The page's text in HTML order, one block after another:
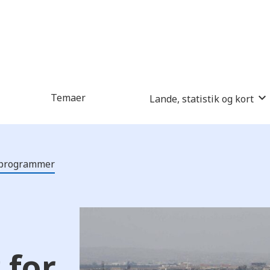
Temaer Lande, statistik og kort